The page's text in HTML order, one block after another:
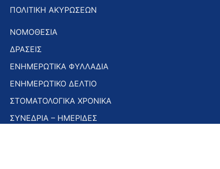
ΠΟΛΙΤΙΚΗ ΑΚΥΡΩΣΕΩΝ
ΝΟΜΟΘΕΣΙΑ
ΔΡΑΣΕΙΣ
ΕΝΗΜΕΡΩΤΙΚΑ ΦΥΛΛΑΔΙΑ
ΕΝΗΜΕΡΩΤΙΚΟ ΔΕΛΤΙΟ
ΣΤΟΜΑΤΟΛΟΓΙΚΑ ΧΡΟΝΙΚΑ
ΣΥΝΕΔΡΙΑ – ΗΜΕΡΙΔΕΣ